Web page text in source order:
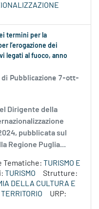
termini per la
l’erogazione dei
legati al fuoco, anno
di Pubblicazione 7-ott-
Dirigente della
pubblicata sul
Regione Puglia...
Tematiche: TURISMO E
TURISMO
Strutture:
DELLA CULTURA E
URP: